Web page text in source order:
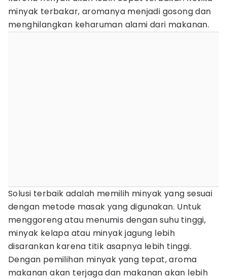
minyak terbakar, aromanya menjadi gosong dan
menghilangkan keharuman alami dari makanan.
Solusi terbaik adalah memilih minyak yang sesuai
dengan metode masak yang digunakan. Untuk
menggoreng atau menumis dengan suhu tinggi,
minyak kelapa atau minyak jagung lebih
disarankan karena titik asapnya lebih tinggi.
Dengan pemilihan minyak yang tepat, aroma
makanan akan terjaga dan makanan akan lebih